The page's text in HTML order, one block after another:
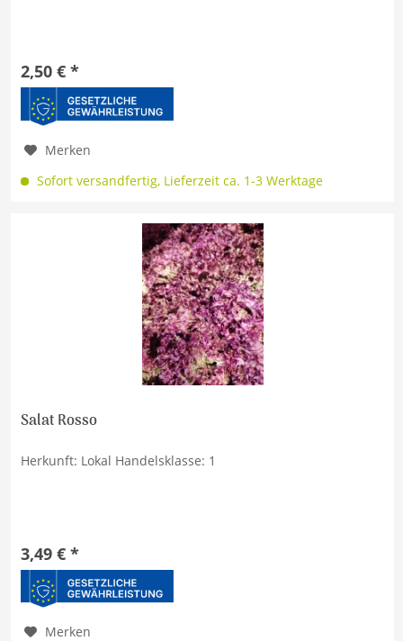
2,50 € *
Merken
Sofort versandfertig, Lieferzeit ca. 1-3 Werktage
Salat Rosso
Herkunft: Lokal Handelsklasse: 1
3,49 € *
Merken